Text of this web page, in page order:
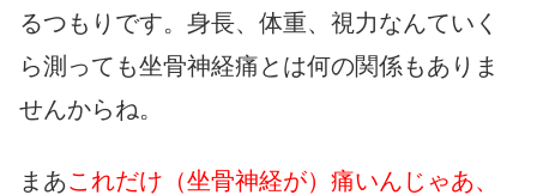
るつもりです。身長、体重、視力なんていく
ら測っても坐骨神経痛とは何の関係もありま
せんからね。
まあこれだけ（坐骨神経が）痛いんじゃあ、